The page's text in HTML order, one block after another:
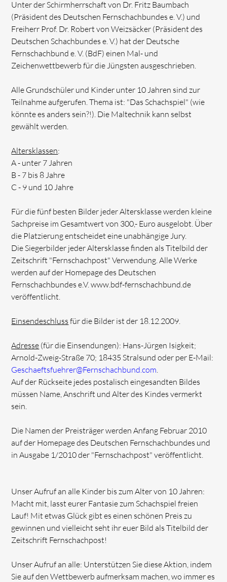
Unter der Schirmherrschaft von Dr. Fritz Baumbach
(Präsident des Deutschen Fernschachbundes e. V.) und
Freiherr Prof. Dr. Robert von Weizsäcker (Präsident des
Deutschen Schachbundes e. V.) hat der Deutsche
Fernschachbund e. V. (BdF) einen Mal- und
Zeichenwettbewerb für die Jüngsten ausgeschrieben.
Alle Grundschüler und Kinder unter 10 Jahren sind zur
Teilnahme aufgerufen. Thema ist: "Das Schachspiel" (wie
könnte es anders sein?!). Die Maltechnik kann selbst
gewählt werden.
Altersklassen:
A - unter 7 Jahren
B - 7 bis 8 Jahre
C - 9 und 10 Jahre
Für die fünf besten Bilder jeder Altersklasse werden kleine
Sachpreise im Gesamtwert von 300,- Euro ausgelobt. Über
die Platzierung entscheidet eine unabhängige Jury.
Die Siegerbilder jeder Altersklasse finden als Titelbild der
Zeitschrift "Fernschachpost" Verwendung. Alle Werke
werden auf der Homepage des Deutschen
Fernschachbundes e.V. www.bdf-fernschachbund.de
veröffentlicht.
Einsendeschluss für die Bilder ist der 18.12.2009.
Adresse (für die Einsendungen): Hans-Jürgen Isigkeit;
Arnold-Zweig-Straße 70; 18435 Stralsund oder per E-Mail:
Geschaeftsfuehrer@Fernschachbund.com
Auf der Rückseite jedes postalisch eingesandten Bildes
müssen Name, Anschrift und Alter des Kindes vermerkt
sein.
Die Namen der Preisträger werden Anfang Februar 2010
auf der Homepage des Deutschen Fernschachbundes und
in Ausgabe 1/2010 der "Fernschachpost" veröffentlicht.
Unser Aufruf an alle Kinder bis zum Alter von 10 Jahren:
Macht mit, lasst eurer Fantasie zum Schachspiel freien
Lauf! Mit etwas Glück gibt es einen schönen Preis zu
gewinnen und vielleicht seht ihr euer Bild als Titelbild der
Zeitschrift Fernschachpost!
Unser Aufruf an alle: Unterstützen Sie diese Aktion, indem
Sie auf den Wettbewerb aufmerksam machen, wo immer es